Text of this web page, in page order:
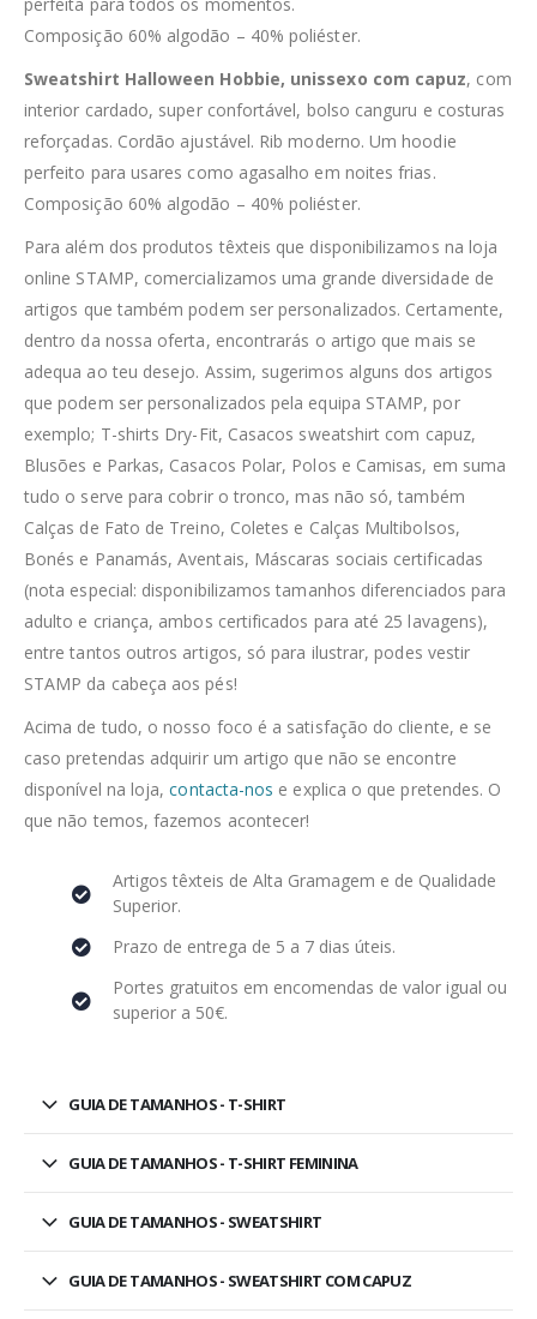
Composição 60% algodão – 40% poliéster.
Sweatshirt Halloween Hobbie, unissexo com capuz, com
interior cardado, super confortável, bolso canguru e costuras
reforçadas. Cordão ajustável. Rib moderno. Um hoodie
perfeito para usares como agasalho em noites frias.
Composição 60% algodão – 40% poliéster.
Para além dos produtos têxteis que disponibilizamos na loja
online STAMP, comercializamos uma grande diversidade de
artigos que também podem ser personalizados. Certamente,
dentro da nossa oferta, encontrarás o artigo que mais se
adequa ao teu desejo. Assim, sugerimos alguns dos artigos
que podem ser personalizados pela equipa STAMP, por
exemplo; T-shirts Dry-Fit, Casacos sweatshirt com capuz,
Blusões e Parkas, Casacos Polar, Polos e Camisas, em suma
tudo o serve para cobrir o tronco, mas não só, também
Calças de Fato de Treino, Coletes e Calças Multibolsos,
Bonés e Panamás, Aventais, Máscaras sociais certificadas
(nota especial: disponibilizamos tamanhos diferenciados para
adulto e criança, ambos certificados para até 25 lavagens),
entre tantos outros artigos, só para ilustrar, podes vestir
STAMP da cabeça aos pés!
Acima de tudo, o nosso foco é a satisfação do cliente, e se
caso pretendas adquirir um artigo que não se encontre
disponível na loja,contacta-nos e explica o que pretendes. O
que não temos, fazemos acontecer!
Artigos têxteis de Alta Gramagem e de Qualidade
Superior.
Prazo de entrega de 5 a 7 dias úteis.
Portes gratuitos em encomendas de valor igual ou
superior a 50€.
GUIA DE TAMANHOS - T-SHIRT
GUIA DE TAMANHOS - T-SHIRT FEMININA
GUIA DE TAMANHOS - SWEATSHIRT
GUIA DE TAMANHOS - SWEATSHIRT COM CAPUZ